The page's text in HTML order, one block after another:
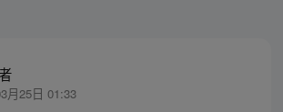
月25日 01:33